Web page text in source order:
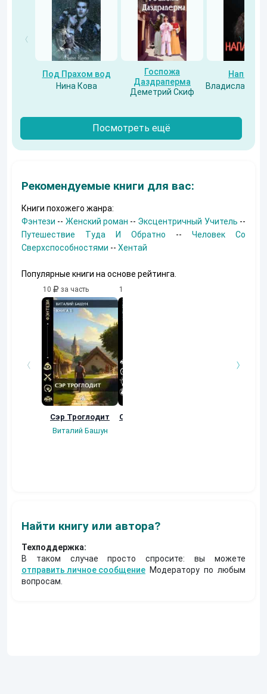
Под Прахом вод
Нина Кова
Госпожа
Даздраперма
Деметрий Скиф
Напарник
Владислав
Посмотреть ещё
Рекомендуемые книги для вас:
Книги похожего жанра:
Фэнтези -- Женский роман -- Эксцентричный Учитель --
Путешествие Туда И Обратно -- Человек Со
Сверхспособностями -- Хентай
Популярные книги на основе рейтинга.
10 за часть
Сэр Троглодит
Виталий Башун
10
Осколки прошлого
Найти книгу или автора?
Техподдержка:
В таком случае просто спросите: вы можете
отправить личное сообщение Модератору по любым
вопросам.